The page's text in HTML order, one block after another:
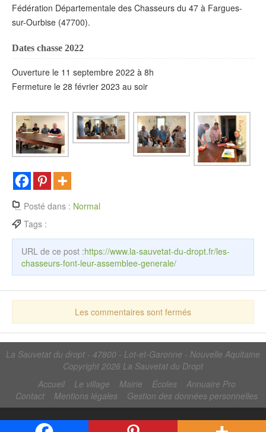
Fédération Départementale des Chasseurs du 47 à Fargues-
sur-Ourbise (47700).
Dates chasse 2022
Ouverture le 11 septembre 2022 à 8h
Fermeture le 28 février 2023 au soir
Posté dans : Normal
Tags :
URL de ce post :https://www.la-sauvetat-du-dropt.fr/les-
chasseurs-font-leur-assemblee-generale/
Les commentaires sont fermés
La Sauvetat du dropt - 47800 - Lot-et-Garonne - Nouvelle Aquitaine
Copyright 2026 La Sauvetat du Dropt
Accueil
Le village Mairie Écoles
Annuaire Pro
Contact
Mentions légales Gestion des données personnelles